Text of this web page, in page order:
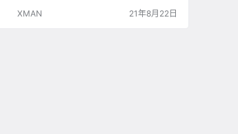
彦、今石洋之、雨宫哲等。
XMAN 21年8月22日